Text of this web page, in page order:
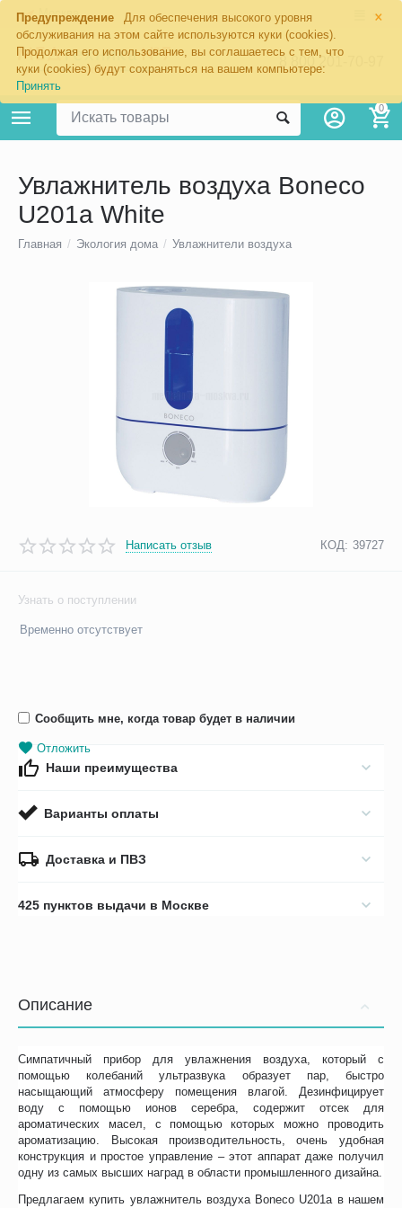
×
Предупреждение
Для обеспечения высокого уровня
обслуживания на этом сайте используются куки (cookies).
Продолжая его использование, вы соглашаетесь с тем, что
куки (cookies) будут сохраняться на вашем компьютере:
Принять
Москва
8 800 201-70-97
0
Увлажнитель воздуха Boneco
U201a White
Главная / Экология дома / Увлажнители воздуха
Написать отзыв КОД: 39727
Узнать о поступлении
Временно отсутствует
Сообщить мне, когда товар будет в наличии
Отложить
Наши преимущества
Варианты оплаты
Доставка и ПВЗ
425 пунктов выдачи в Москве
Описание
Симпатичный прибор для увлажнения воздуха, который с
помощью колебаний ультразвука образует пар, быстро
насыщающий атмосферу помещения влагой. Дезинфицирует
воду с помощью ионов серебра, содержит отсек для
ароматических масел, с помощью которых можно проводить
ароматизацию. Высокая производительность, очень удобная
конструкция и простое управление – этот аппарат даже получил
одну из самых высших наград в области промышленного дизайна.
Предлагаем купить увлажнитель воздуха Boneco U201a в нашем